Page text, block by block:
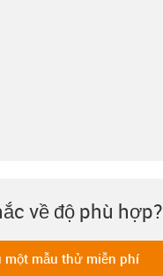
về độ phù hợp?
một mẫu thử miễn phí